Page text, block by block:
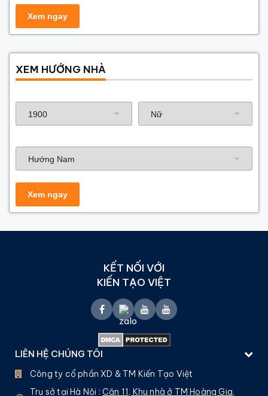
XEM HƯỚNG NHÀ
KẾT NỐI VỚI
KIẾN TẠO VIỆT
LIÊN HỆ CHÚNG TÔI
Công ty cổ phần XD & TM Kiến Tạo Việt
Trụ sở tại Hà Nội : Căn 11, Khu nhà ở TM Hoàng Gia,